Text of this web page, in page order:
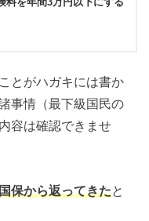
とがハガキには書か
事情（最下級国民の
容は確認できませ
保から返ってきた と